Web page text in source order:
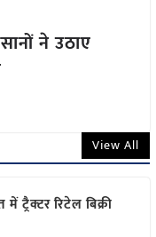
ने उठाए
View All
ट्रैक्टर रिटेल बिक्री